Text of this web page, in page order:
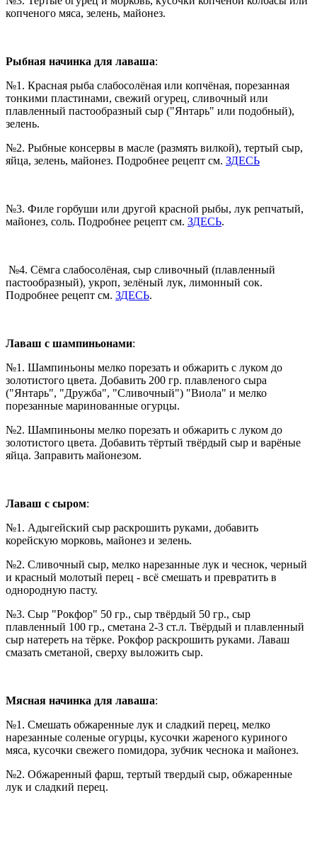
копченого мяса, зелень, майонез.
Рыбная начинка для лаваша:
№1. Красная рыба слабосолёная или копчёная, порезанная
тонкими пластинами, свежий огурец, сливочный или
плавленный пастообразный сыр ("Янтарь" или подобный),
зелень.
№2. Рыбные консервы в масле (размять вилкой), тертый сыр,
яйца, зелень, майонез. Подробнее рецепт см. ЗДЕСЬ
№3. Филе горбуши или другой красной рыбы, лук репчатый,
майонез, соль. Подробнее рецепт см. ЗДЕСЬ.
№4. Сёмга слабосолёная, сыр сливочный (плавленный
пастообразный), укроп, зелёный лук, лимонный сок.
Подробнее рецепт см. ЗДЕСЬ.
Лаваш с шампиньонами:
№1. Шампиньоны мелко порезать и обжарить с луком до
золотистого цвета. Добавить 200 гр. плавленого сыра
("Янтарь", "Дружба", "Сливочный") "Виола" и мелко
порезанные маринованные огурцы.
№2. Шампиньоны мелко порезать и обжарить с луком до
золотистого цвета. Добавить тёртый твёрдый сыр и варёные
яйца. Заправить майонезом.
Лаваш с сыром:
№1. Адыгейский сыр раскрошить руками, добавить
корейскую морковь, майонез и зелень.
№2. Сливочный сыр, мелко нарезанные лук и чеснок, черный
и красный молотый перец - всё смешать и превратить в
однородную пасту.
№3. Сыр "Рокфор" 50 гр., сыр твёрдый 50 гр., сыр
плавленный 100 гр., сметана 2-3 ст.л. Твёрдый и плавленный
сыр натереть на тёрке. Рокфор раскрошить руками. Лаваш
смазать сметаной, сверху выложить сыр.
Мясная начинка для лаваша:
№1. Смешать обжаренные лук и сладкий перец, мелко
нарезанные соленые огурцы, кусочки жареного куриного
мяса, кусочки свежего помидора, зубчик чеснока и майонез.
№2. Обжаренный фарш, тертый твердый сыр, обжаренные
лук и сладкий перец.